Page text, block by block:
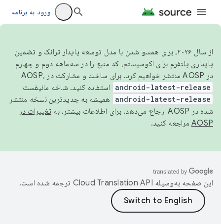
ورود به برنامه
از سال ۲۰۲۶، برای همسو شدن با مدل توسعه پایدار ترانک و تضمین
پایداری پلتفرم برای اکوسیستم، کد منبع را در سه‌ماهه دوم و چهارم
در AOSP منتشر خواهیم کرد. برای ساخت و مشارکت در AOSP،
android-latest-release استفاده کنید. شاخه مانیفست
android-latest-release
همیشه به جدیدترین نسخه منتشر
شده در AOSP ارجاع می‌دهد. برای اطلاعات بیشتر، به
تغییرات در
AOSP مراجعه کنید.
این صفحه به‌وسیله ترجمه شده است.